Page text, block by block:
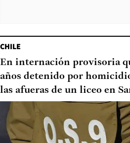
CHILE
En internación provisoria
años detenido por
las afueras de un liceo en